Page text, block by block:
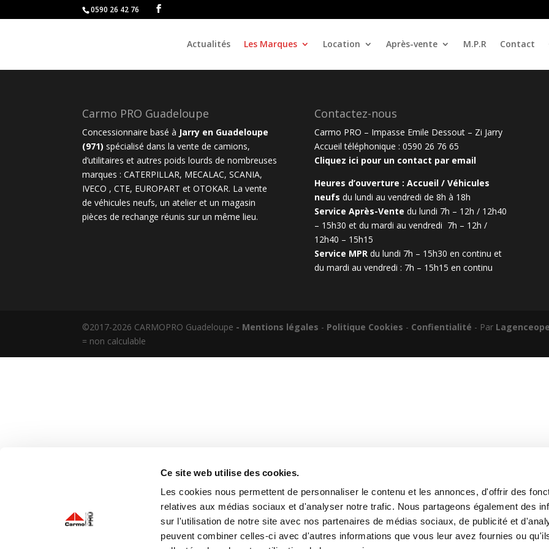
Ce site web utilise des cookies.
Les cookies nous permettent de personnaliser le contenu et les annonces, d'offrir des
relatives aux médias sociaux et d'analyser notre trafic. Nous partageons également des
sur l'utilisation de notre site avec nos partenaires de médias sociaux, de publicité et
peuvent combiner celles-ci avec d'autres informations que vous leur avez fournies ou
0590 26 42 76
Actualités Les Marques Location Après-vente M.P.R Contact
Carmo PRO Guadeloupe
Concessionnaire basé à Jarry en Guadeloupe
(971) spécialisé dans la vente de camions,
d’utilitaires et autres poids lourds de nombreuses
marques :CATERPILLAR, MECALAC,SCANIA,
IVECO ,CTE, EUROPART etOTOKAR. La vente
de véhicules neufs, un atelier et un magasin
pièces de rechange réunis sur un même lieu.
Contactez-nous
Carmo PRO – Impasse Emile Dessout – Zi Jarry
Accueil téléphonique : 0590 26 76 65
Cliquez ici pour un contact par email
Heures d’ouverture : Accueil / Véhicules
neufs du lundi au vendredi de 8h à 18h
Service Après-Vente du lundi 7h – 12h / 12h40
– 15h30 et du mardi au vendredi 7h – 12h /
12h40 – 15h15
Service MPR du lundi 7h – 15h30 en continu et
du mardi au vendredi : 7h – 15h15 en continu
©2017-2026 CARMOPRO Guadeloupe - Mentions légales - Politique Cookies - Confientialité - Par
= non calculable